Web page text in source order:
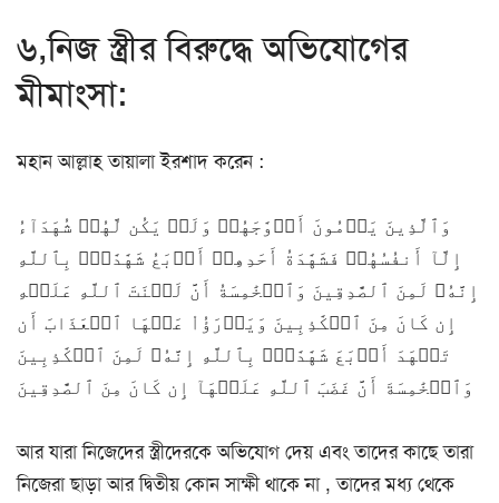
৬,নিজ স্ত্রীর বিরুদ্ধে অভিযোগের
মীমাংসা:
মহান আল্লাহ তায়ালা ইরশাদ করেন :
وَٱلَّذِينَ يَرۡمُونَ أَزۡوَٰجَهُمۡ وَلَمۡ يَكُن لَّهُمۡ شُهَدَآءُ
إِلَّآ أَنفُسُهُمۡ فَشَهَٰدَةُ أَحَدِهِمۡ أَرۡبَعُ شَهَٰدَٰتِۢ بِٱللَّهِ
إِنَّهُۥ لَمِنَ ٱلصَّٰدِقِينَ وَٱلۡخَٰمِسَةُ أَنَّ لَعۡنَتَ ٱللَّهِ عَلَيۡهِ
إِن كَانَ مِنَ ٱلۡكَٰذِبِينَ وَيَدۡرَؤُاْ عَنۡهَا ٱلۡعَذَابَ أَن
تَشۡهَدَ أَرۡبَعَ شَهَٰدَٰتِۢ بِٱللَّهِ إِنَّهُۥ لَمِنَ ٱلۡكَٰذِبِينَ
وَٱلۡخَٰمِسَةَ أَنَّ غَضَبَ ٱللَّهِ عَلَيۡهَآ إِن كَانَ مِنَ ٱلصَّٰدِقِينَ
আর যারা নিজেদের স্ত্রীদেরকে অভিযোগ দেয় এবং তাদের কাছে তারা
নিজেরা ছাড়া আর দ্বিতীয় কোন সাক্ষী থাকে না , তাদের মধ্য থেকে